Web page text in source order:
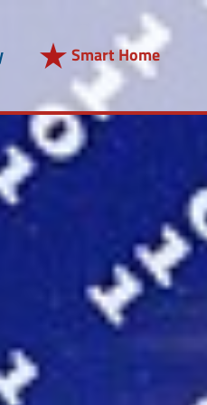
Smart Home